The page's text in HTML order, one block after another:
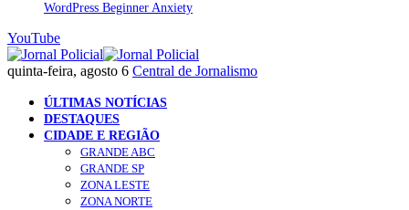
WordPress Beginner Anxiety
YouTube
quinta-feira, agosto 6 Central de Jornalismo
ÚLTIMAS NOTÍCIAS
DESTAQUES
CIDADE E REGIÃO
GRANDE ABC
GRANDE SP
ZONA LESTE
ZONA NORTE